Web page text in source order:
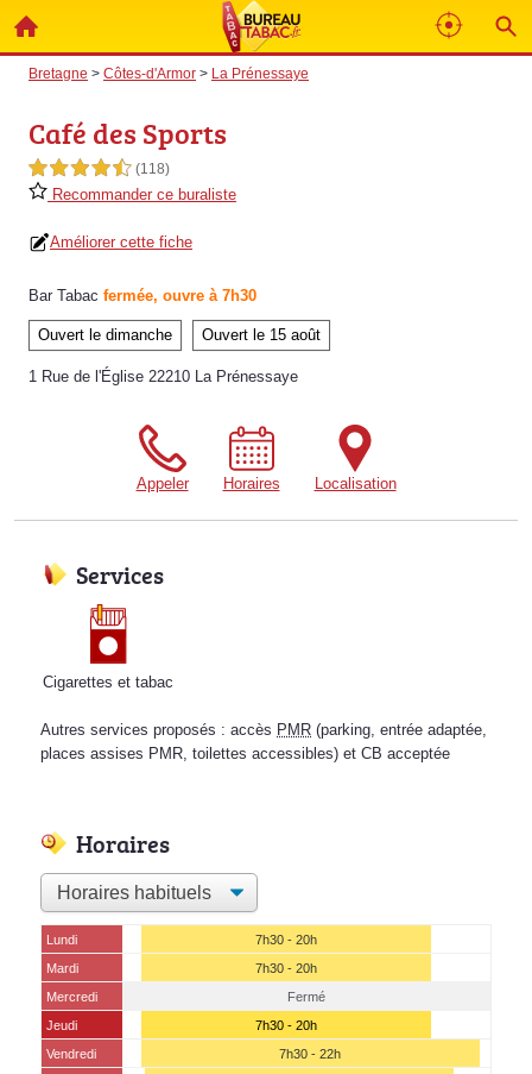
Bretagne > Côtes-d'Armor > La Prénessaye
Café des Sports
4,5 étoiles sur 5 (118)
Recommander ce buraliste
Améliorer cette fiche
Bar Tabac fermée, ouvre à 7h30
Ouvert le dimanche Ouvert le 15 août
1 Rue de l'Église 22210 La Prénessaye
Appeler Horaires Localisation
Services
Cigarettes et tabac
Autres services proposés : accès PMR (parking, entrée adaptée,
places assises PMR, toilettes accessibles) et CB acceptée
Horaires
Lundi
7h30 - 20h
Mardi
7h30 - 20h
Mercredi
Fermé
Jeudi
7h30 - 20h
Vendredi
7h30 - 22h